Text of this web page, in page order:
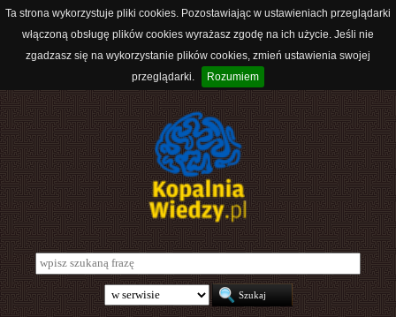
Ta strona wykorzystuje pliki cookies. Pozostawiając w ustawieniach przeglądarki
włączoną obsługę plików cookies wyrażasz zgodę na ich użycie. Jeśli nie
zgadzasz się na wykorzystanie plików cookies, zmień ustawienia swojej
przeglądarki.
Rozumiem